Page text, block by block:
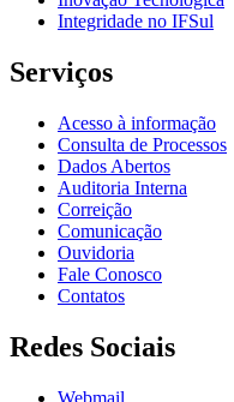
Integridade no IFSul
Serviços
Acesso à informação
Consulta de Processos
Dados Abertos
Auditoria Interna
Correição
Comunicação
Ouvidoria
Fale Conosco
Contatos
Redes Sociais
Webmail